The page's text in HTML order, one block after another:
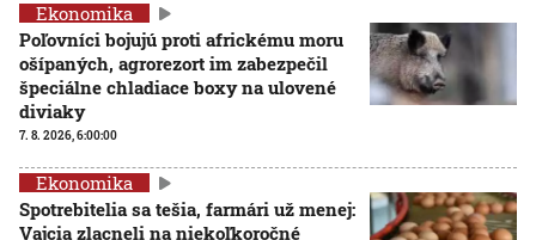
Ekonomika
Poľovníci bojujú proti africkému moru
ošípaných, agrorezort im zabezpečil
špeciálne chladiace boxy na ulovené
diviaky
7. 8. 2026, 6:00:00
Ekonomika
Spotrebitelia sa tešia, farmári už menej:
Vajcia zlacneli na niekoľkoročné